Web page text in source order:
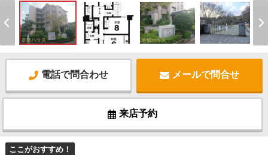
電話で問合わせ メールで問合せ
来店予約
ここがおすすめ！